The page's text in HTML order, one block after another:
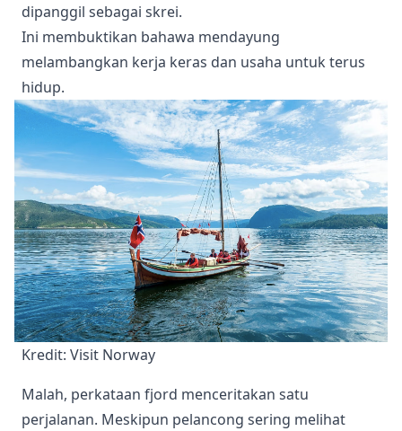
dipanggil sebagai skrei.
Ini membuktikan bahawa mendayung
melambangkan kerja keras dan usaha untuk terus
hidup.
Kredit: Visit Norway
Malah, perkataan fjord menceritakan satu
perjalanan. Meskipun pelancong sering melihat